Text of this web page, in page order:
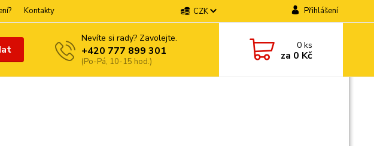
Kontakty CZK Přihlášení
Nevíte si rady? Zavolejte.
+420 777 899 301
(Po-Pá, 10-15 hod.)
0ks
za 0 Kč